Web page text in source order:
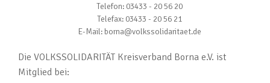
Telefon: 03433 - 20 56 20
Telefax: 03433 - 20 56 21
E-Mail: borna@volkssolidaritaet.de
Die VOLKSSOLIDARITÄT Kreisverband Borna e.V. ist
Mitglied bei: